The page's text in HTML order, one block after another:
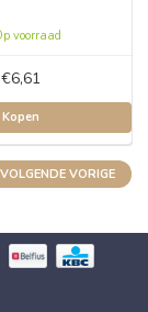
voorraad
€6,61
Kopen
VOLGENDE VORIGE